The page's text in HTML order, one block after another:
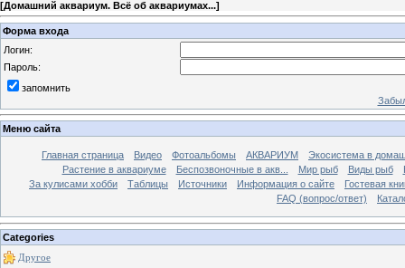
[Домашний аквариум. Всё об аквариумах...]
Форма входа
Логин:
Пароль:
запомнить
Меню сайта
Главная страница Видео Фотоальбомы АКВАРИУМ
Экосистема в
Растение в аквариуме
Беспозвоночные в акв... Мир рыб Виды рыб
За кулисами хобби
Таблицы Источники Информация о сайте
Гостевая
FAQ (вопрос/ответ)
Categories
Другое